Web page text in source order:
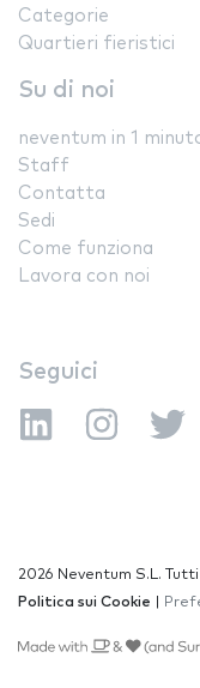
Categorie
Quartieri fieristici
Su di noi
neventum in 1
Staff
Contatta
Sedi
Come funziona
Lavora con noi
Seguici
2026 Neventum S.L.
Politica sui Cookie